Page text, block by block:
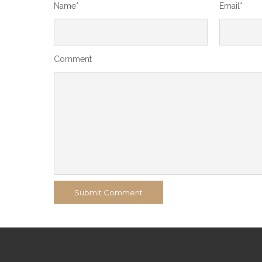
Name* Email*
Comment
Submit Comment